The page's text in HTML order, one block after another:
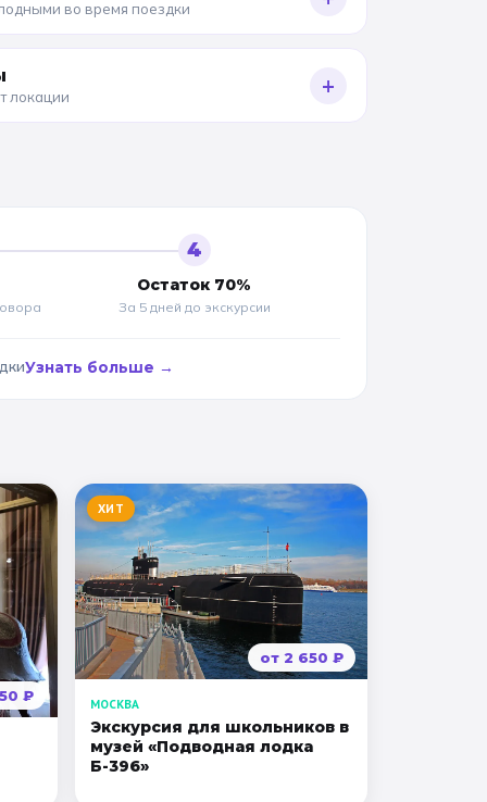
во время поездки
локации +
4
Остаток 70%
За 5 дней до экскурсии
Узнать больше →
₽
ХИТ
от 2 650 ₽
МОСКВА
Экскурсия для школьников в
музей «Подводная лодка
Б-396»